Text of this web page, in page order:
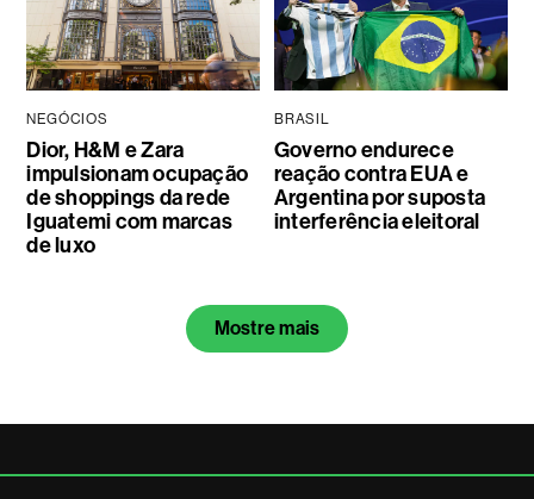
NEGÓCIOS
Dior, H&M e Zara
impulsionam ocupação
de shoppings da rede
Iguatemi com marcas
de luxo
BRASIL
Governo endurece
reação contra EUA e
Argentina por suposta
interferência eleitoral
Mostre mais